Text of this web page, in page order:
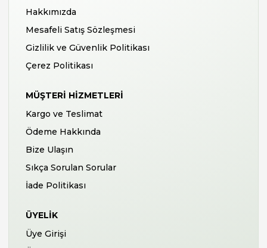
Hakkımızda
Mesafeli Satış Sözleşmesi
Gizlilik ve Güvenlik Politikası
Çerez Politikası
MÜŞTERI HIZMETLERI
Kargo ve Teslimat
Ödeme Hakkında
Bize Ulaşın
Sıkça Sorulan Sorular
İade Politikası
ÜYELIK
Üye Girişi